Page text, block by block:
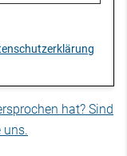
hat? Sind
uns.